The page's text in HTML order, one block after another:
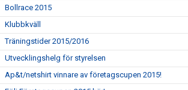
Bollrace 2015
Klubbkväll
Träningstider 2015/2016
Utvecklingshelg för styrelsen
Ap&t/netshirt vinnare av företagscupen 2015!